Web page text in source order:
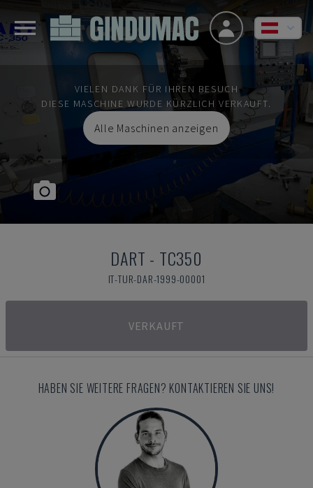
VIELEN DANK FÜR IHREN BESUCH
DIESE MASCHINE WURDE KÜRZLICH VERKAUFT.
Alle Maschinen anzeigen
DART - TC350
IT-TUR-DAR-1999-00001
VERKAUFT
HABEN SIE WEITERE FRAGEN? KONTAKTIEREN SIE UNS!